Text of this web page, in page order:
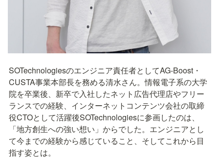
SOTechnologiesのエンジニア責任者としてAG-Boost・
CUSTA事業本部長を務める清水さん。情報電子系の大学
院を卒業後、新卒で入社したネット広告代理店やフリー
ランスでの経験、インターネットコンテンツ会社の取締
役CTOとして活躍後SOTechnologiesに参画したのは、
「地方創生への強い想い」からでした。エンジニアとし
て今までの経験から感じていること、そしてこれから目
指す姿とは。